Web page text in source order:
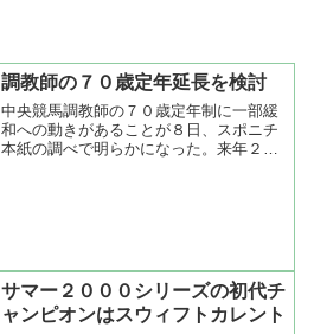
調教師の７０歳定年延長を検討
中央競馬調教師の７０歳定年制に一部緩
和への動きがあることが８日、スポニチ
本紙の調べで明らかになった。来年２月
サマー２０００シリーズの初代チ
ャンピオンはスウィフトカレント